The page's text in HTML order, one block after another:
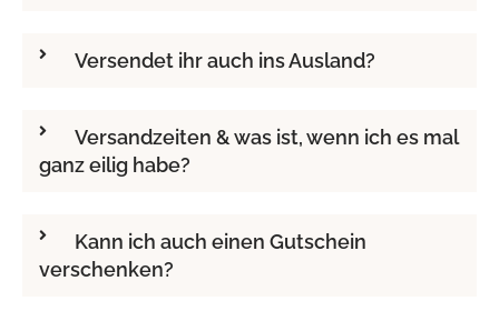
Versendet ihr auch ins Ausland?
Versandzeiten & was ist, wenn ich es mal
ganz eilig habe?
Kann ich auch einen Gutschein
verschenken?